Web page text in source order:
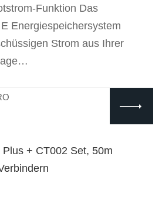
Funktion Das
Energiespeichersystem
Strom aus Ihrer